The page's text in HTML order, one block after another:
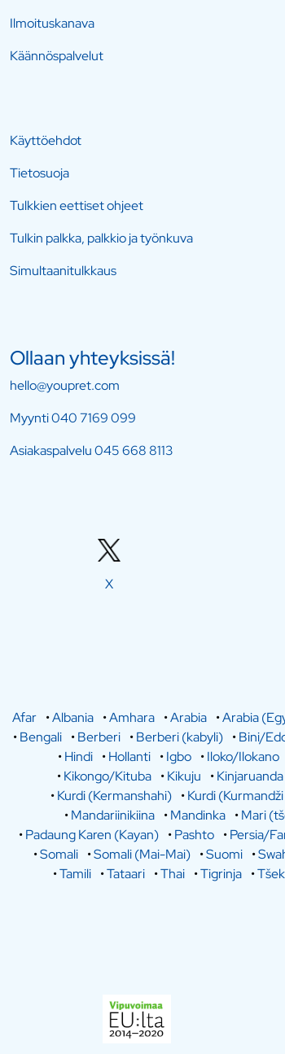
Ilmoituskanava
Käännöspalvelut
Käyttöehdot
Tietosuoja
Tulkkien eettiset ohjeet
Tulkin palkka, palkkio ja työnkuva
Simultaanitulkkaus
Ollaan yhteyksissä!
hello@youpret.com
Myynti040 7169 099
Asiakaspalvelu045 668 8113
X
Afar •Albania •Amhara •Arabia •Arabia
•Bengali •Berberi •Berberi (kabyli) •Bini/
•Hindi •Hollanti •Igbo •Iloko/Ilokano
•Kikongo/Kituba •Kikuju •Kinjaruanda
•Kurdi (Kermanshahi) •Kurdi
•Mandariinikiina •Mandinka •Mari
•Padaung Karen (Kayan) •Pashto •Persia/
•Somali •Somali (Mai-Mai) •Suomi •
•Tamili •Tataari •Thai •Tigrinja •